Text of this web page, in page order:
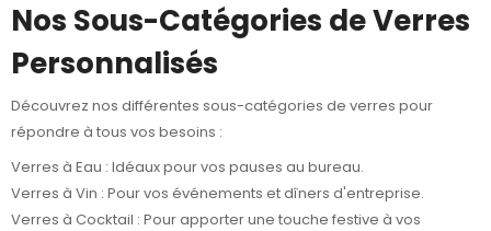
Nos Sous-Catégories de Verres
Personnalisés
Découvrez nos différentes sous-catégories de verres pour
répondre à tous vos besoins :
Verres à Eau : Idéaux pour vos pauses au bureau.
Verres à Vin : Pour vos événements et dîners d'entreprise.
Verres à Cocktail : Pour apporter une touche festive à vos